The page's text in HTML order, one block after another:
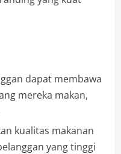
dapat membawa
mereka makan,
kualitas makanan
yang tinggi